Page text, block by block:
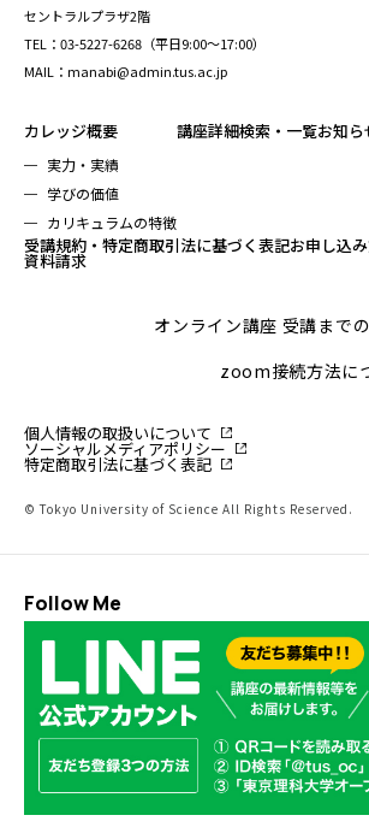
セントラルプラザ2階
TEL：03-5227-6268（平日9:00～17:00）
MAIL：manabi@admin.tus.ac.jp
カレッジ概要
実力・実績
学びの価値
カリキュラムの特徴
講座詳細検索・一覧お知ら
受講規約・特定商取引法に基づく表記お申し込
資料請求
オンライン講座 受講まで
zoom接続方法に
個人情報の取扱いについて
ソーシャルメディアポリシー
特定商取引法に基づく表記
© Tokyo University of Science All Rights Reserved.
Follow Me